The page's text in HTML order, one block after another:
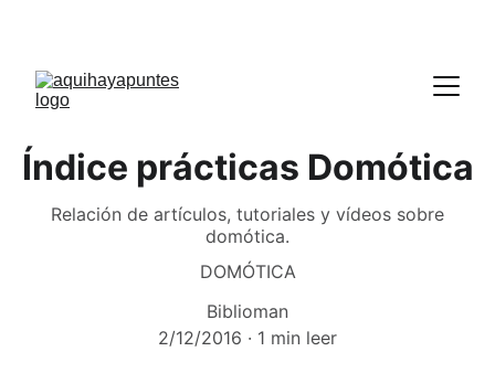
Índice prácticas Domótica
Relación de artículos, tutoriales y vídeos sobre
domótica.
DOMÓTICA
Biblioman
2/12/2016
1 min leer